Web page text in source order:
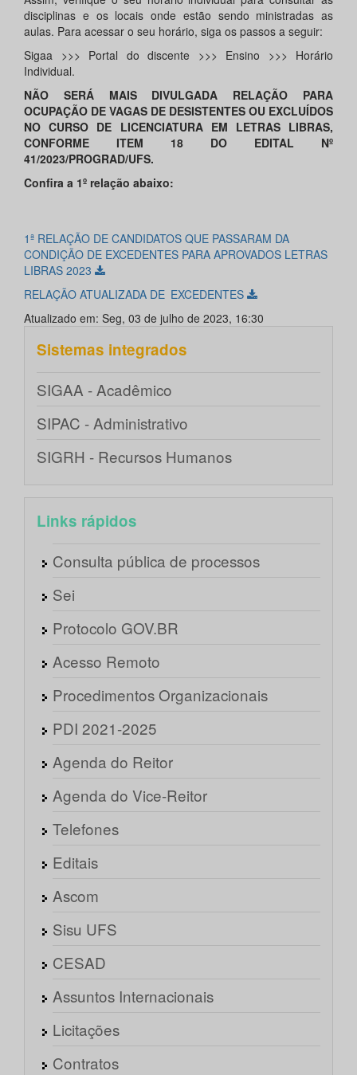
disciplinas e os locais onde estão sendo ministradas as
aulas. Para acessar o seu horário, siga os passos a seguir:
Sigaa >>> Portal do discente >>> Ensino >>> Horário
Individual.
NÃO SERÁ MAIS DIVULGADA RELAÇÃO PARA
OCUPAÇÃO DE VAGAS DE DESISTENTES OU EXCLUÍDOS
NO CURSO DE LICENCIATURA EM LETRAS LIBRAS,
CONFORME ITEM 18 DO EDITAL Nº
41/2023/PROGRAD/UFS.
Confira a 1º relação abaixo:
1ª RELAÇÃO DE CANDIDATOS QUE PASSARAM DA
CONDIÇÃO DE EXCEDENTES PARA APROVADOS LETRAS
LIBRAS 2023
RELAÇÃO ATUALIZADA DE EXCEDENTES
Atualizado em: Seg, 03 de julho de 2023, 16:30
Sistemas integrados
SIGAA - Acadêmico
SIPAC - Administrativo
SIGRH - Recursos Humanos
Links rápidos
Consulta pública de processos
Sei
Protocolo GOV.BR
Acesso Remoto
Procedimentos Organizacionais
PDI 2021-2025
Agenda do Reitor
Agenda do Vice-Reitor
Telefones
Editais
Ascom
Sisu UFS
CESAD
Assuntos Internacionais
Licitações
Contratos